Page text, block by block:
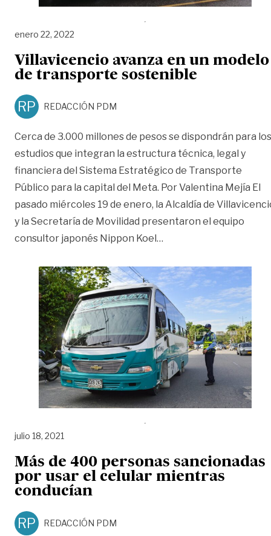
enero 22, 2022
Villavicencio avanza en un modelo
de transporte sostenible
RP REDACCIÓN PDM
Cerca de 3.000 millones de pesos se dispondrán para los
estudios que integran la estructura técnica, legal y
financiera del Sistema Estratégico de Transporte
Público para la capital del Meta. Por Valentina Mejía El
pasado miércoles 19 de enero, la Alcaldía de
y la Secretaría de Movilidad presentaron el equipo
consultor japonés Nippon Koel …
julio 18, 2021
Más de 400 personas sancionadas
por usar el celular mientras
conducían
RP REDACCIÓN PDM